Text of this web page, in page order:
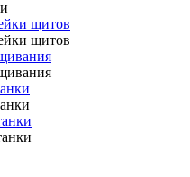
щитов
щитов